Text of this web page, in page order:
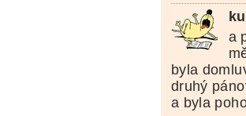
a
byla
druhý
a byla